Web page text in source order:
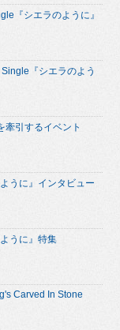
『シエラのように』
『シエラのよう
牽引するイベント
うに』インタビュー
うに』特集
Carved In Stone